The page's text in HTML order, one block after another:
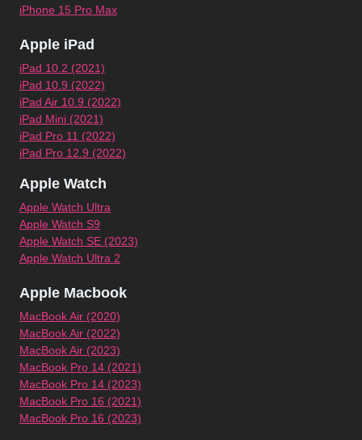
iPhone 15 Pro Max
Apple iPad
iPad 10.2 (2021)
iPad 10.9 (2022)
iPad Air 10.9 (2022)
iPad Mini (2021)
iPad Pro 11 (2022)
iPad Pro 12.9 (2022)
Apple Watch
Apple Watch Ultra
Apple Watch S9
Apple Watch SE (2023)
Apple Watch Ultra 2
Apple Macbook
MacBook Air (2020)
MacBook Air (2022)
MacBook Air (2023)
MacBook Pro 14 (2021)
MacBook Pro 14 (2023)
MacBook Pro 16 (2021)
MacBook Pro 16 (2023)